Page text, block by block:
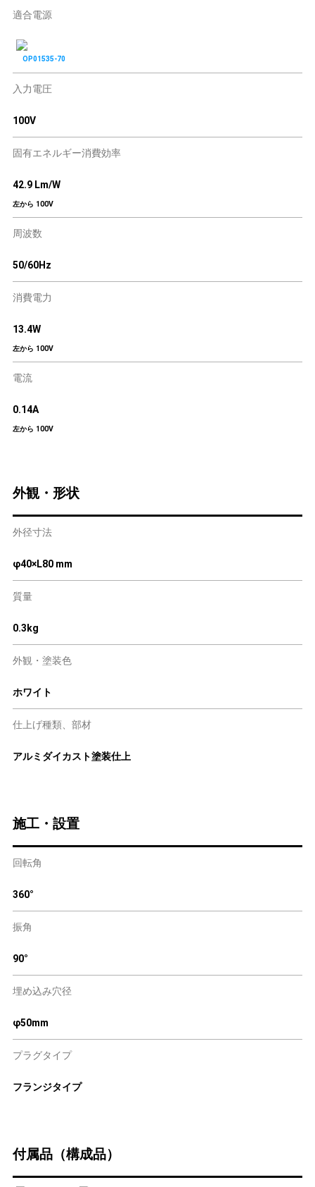
適合電源
OP01535-70
入力電圧
100V
固有エネルギー消費効率
42.9 Lm/W
左から 100V
周波数
50/60Hz
消費電力
13.4W
左から 100V
電流
0.14A
左から 100V
外観・形状
外径寸法
φ40×L80 mm
質量
0.3kg
外観・塗装色
ホワイト
仕上げ種類、部材
アルミダイカスト塗装仕上
施工・設置
回転角
360°
振角
90°
埋め込み穴径
φ50mm
プラグタイプ
フランジタイプ
付属品（構成品）